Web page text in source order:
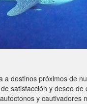
a destinos próximos de
satisfacción y deseo de
y cautivadores